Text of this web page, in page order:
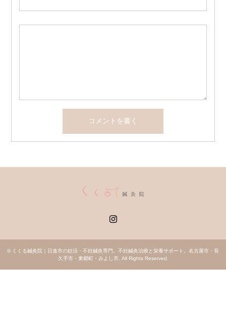
© くくる鍼灸院｜日進市の妊活・不妊鍼灸専門。不妊鍼灸治療と栄養サポート。名古屋市・長
久手市・東郷町・みよし市. All Rights Reserved.